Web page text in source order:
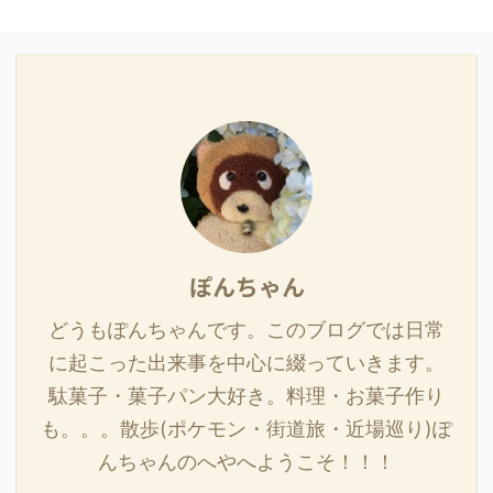
ぽんちゃん
どうもぽんちゃんです。このブログでは日常
に起こった出来事を中心に綴っていきます。
駄菓子・菓子パン大好き。料理・お菓子作り
も。。。散歩(ポケモン・街道旅・近場巡り)ぽ
んちゃんのへやへようこそ！！！